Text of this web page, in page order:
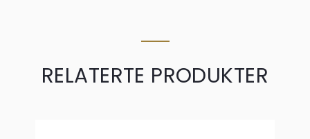
RELATERTE PRODUKTER